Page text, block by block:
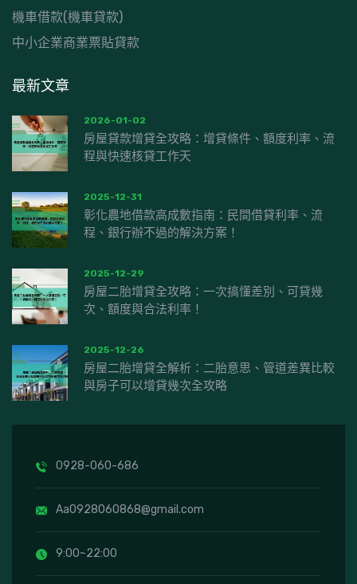
機車借款(機車貸款)
中小企業商業票貼貸款
最新文章
2026-01-02
房屋貸款增貸全攻略：增貸條件、額度利率、流
程與快速核貸工作天
2025-12-31
彰化農地借款高成數指南：民間借貸利率、流
程、銀行辦不過的解決方案！
2025-12-29
房屋二胎增貸全攻略：一次搞懂差別、可貸幾
次、額度與合法利率！
2025-12-26
房屋二胎增貸全解析：二胎意思、管道差異比較
與房子可以增貸幾次全攻略
0928-060-686
Aa0928060868@gmail.com
9:00~22:00